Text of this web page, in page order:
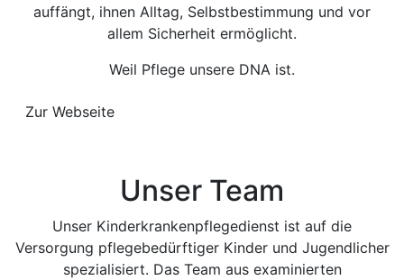
auffängt, ihnen Alltag, Selbstbestimmung und vor
allem Sicherheit ermöglicht.
Weil Pflege unsere DNA ist.
Zur Webseite
Unser Team
Unser Kinderkrankenpflegedienst ist auf die
Versorgung pflegebedürftiger Kinder und Jugendlicher
spezialisiert. Das Team aus examinierten